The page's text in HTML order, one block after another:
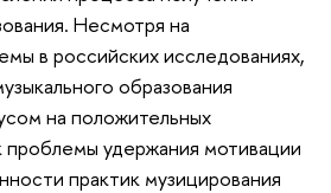
Несмотря на
в российских исследованиях,
образования
на положительных
проблемы удержания мотивации
практик музицирования